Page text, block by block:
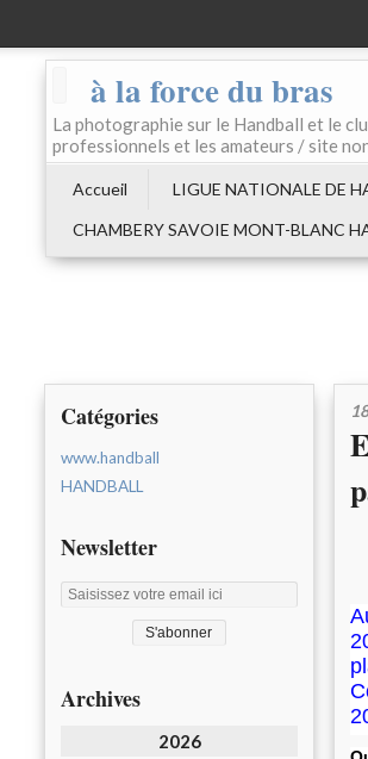
à la force du bras
La photographie sur le Handball et le
professionnels et les amateurs / site
Accueil LIGUE NATIONALE DE
CHAMBERY SAVOIE MONT-BLANC
Catégories
www.handball
HANDBALL
Newsletter
Archives
2026